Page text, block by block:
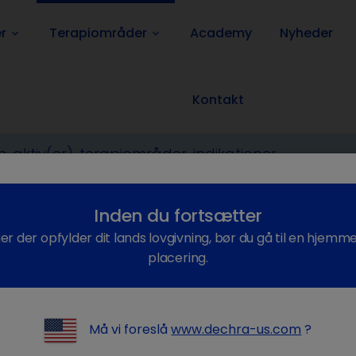
keyboard_arrow_down Terapiområder keyboard_arrow_down Academy Nyheder
Kontakt
hos kyllinger
orme påvirker tarm- og lungesundheden hos
Inden du fortsætter
der opfylder dit lands lovgivning, bør du gå til en
placering.
Må vi foreslåwww.dechra-us.com ?